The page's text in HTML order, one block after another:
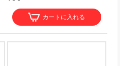
カートに入れる